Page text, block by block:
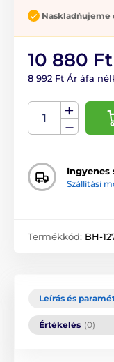
Naskladňujeme
10 880 Ft
8 992 Ft Ár áfa
Ingyenes
Szállítási
Termékkód: BH-
Leírás és
Értékelés (0)